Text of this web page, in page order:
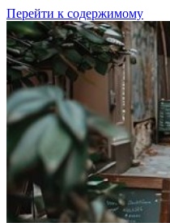
Перейти к содержимому